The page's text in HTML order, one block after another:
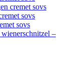
cremet sovs
sovs
sovs
–